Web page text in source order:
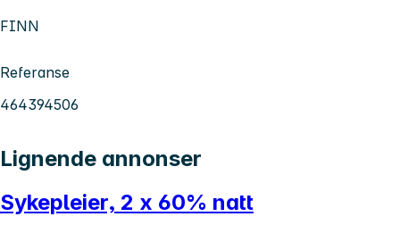
FINN
Referanse
464394506
Lignende annonser
Sykepleier, 2 x 60% natt